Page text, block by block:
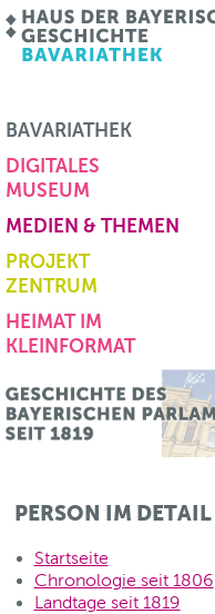
BAVARIATHEK
DIGITALES
MUSEUM
MEDIEN & THEMEN
PROJEKT
ZENTRUM
HEIMAT IM
KLEINFORMAT
PERSON IM DETAIL
Startseite
Chronologie seit 1806
Landtage seit 1819